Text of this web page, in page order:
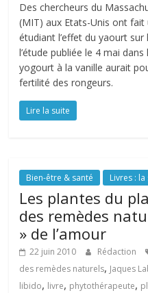
Des chercheurs du
(MIT) aux Etats-Unis ont
étudiant l’effet du yaourt sur
l’étude publiée le 4 mai
yogourt à la vanille aurait
fertilité des rongeurs.
Lire la suite
Bien-être & santé Livres :
Les plantes du
des remèdes
» de l’amour
22 juin 2010 Rédaction
des remèdes naturels, Jaques
libido, livre, phytothérapeute,